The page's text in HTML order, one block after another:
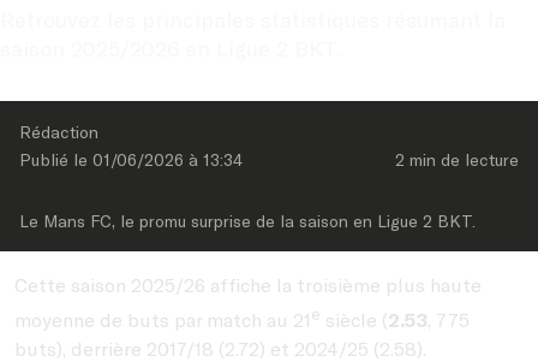
Rédaction
Publié le 01/06/2026 à 13:34 2 min de lecture
Le Mans FC, le promu surprise de la saison en Ligue 2 BKT.
Cette saison 2025/26 affiche la troisième plus haute
moyenne de buts par match au 21e siècle (2.53, 775
buts), derrière 2017/18 (2.72) et 2024/25 (2.58).